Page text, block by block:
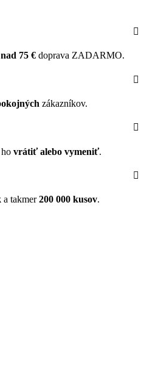
nad 75 € doprava ZADARMO.
zákazníkov.
vrátiť alebo vymeniť.
a takmer200 000 kusov.